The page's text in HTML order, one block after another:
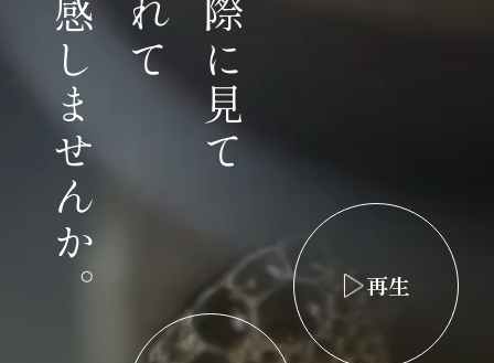
実際に見て
体感しませんか。 再生